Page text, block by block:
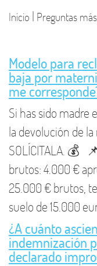
Inicio | Preguntas
Modelo para
baja por
me
Si has sido madre
la devolución de
SOLÍCITALA. 💰
brutos: 4.000 €
25.000 € brutos,
suelo de 15.000
¿A cuánto
indemnización
declarado